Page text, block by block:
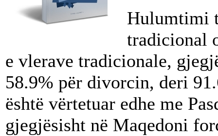
Hulumtimi
tradicional
e vlerave tradicionale,
58.9% për divorcin, deri
është vërtetuar edhe me
gjegjësisht në Maqedoni